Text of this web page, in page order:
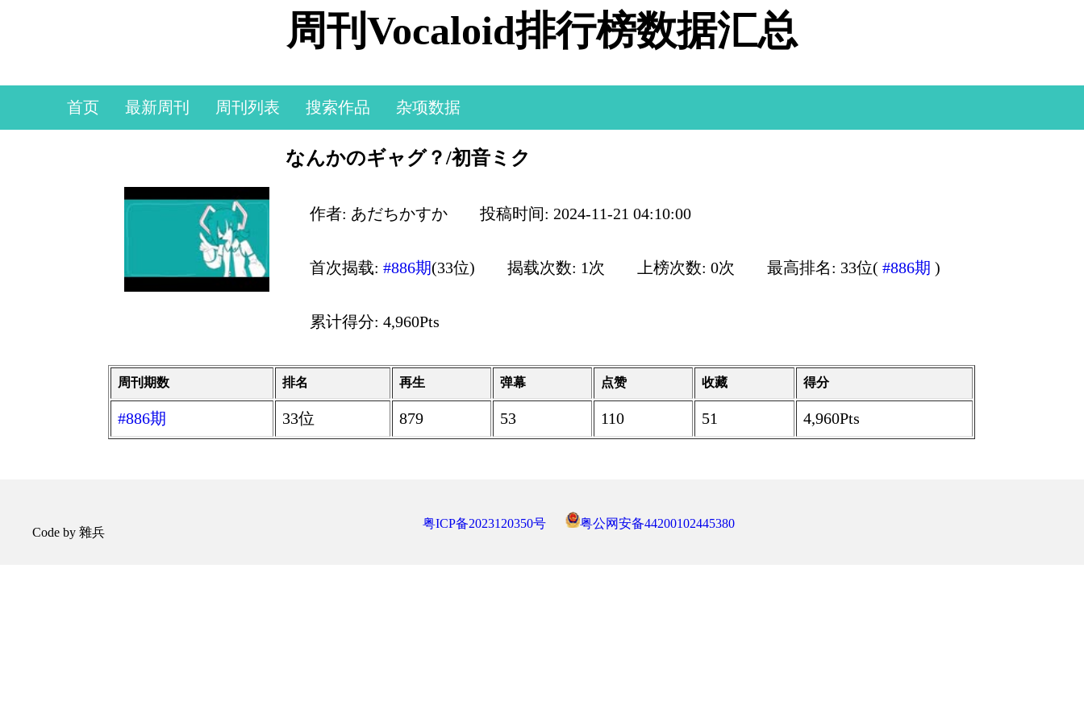
周刊Vocaloid排行榜数据汇总
首页 最新周刊 周刊列表 搜索作品 杂项数据
なんかのギャグ？/初音ミク
作者: あだちかすか 投稿时间: 2024-11-21 04:10:00
首次揭载:#886期(33位) 揭载次数: 1次 上榜次数: 0次 最高排名: 33位(#886期 )
累计得分: 4,960Pts
周刊期数 排名 再生 弹幕 点赞 收藏 得分
#886期 33位 879 53 110 51 4,960Pts
Code by 雜兵
粤ICP备2023120350号 粤公网安备44200102445380